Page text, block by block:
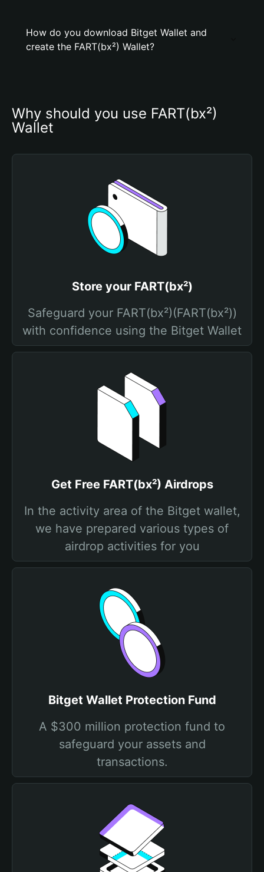
How do you download Bitget Wallet and
create the FART(bx²) Wallet?
Why should you use FART(bx²)
Wallet
Store your FART(bx²)
Safeguard your FART(bx²)(FART(bx²))
with confidence using the Bitget Wallet
Get Free FART(bx²) Airdrops
In the activity area of the Bitget wallet,
we have prepared various types of
airdrop activities for you
Bitget Wallet Protection Fund
A $300 million protection fund to
safeguard your assets and
transactions.